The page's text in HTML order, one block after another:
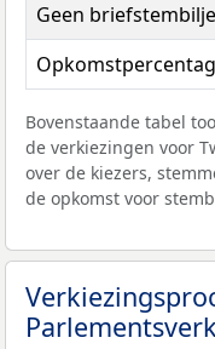
Geen
Bovenstaande tabel
de verkiezingen voor
over de kiezers,
de opkomst voor